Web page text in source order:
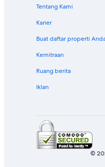
Tentang Kami
Karier
Buat daftar properti
Kemitraan
Ruang berita
Iklan
©